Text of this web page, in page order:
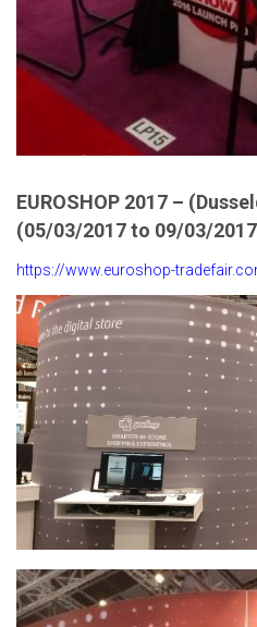
EUROSHOP 2017 –
(05/03/2017 to 09/03/
https://www.euroshop-